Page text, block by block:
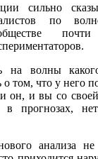
сильно
по
волны
о том, что у него
он, и вы со
в прогнозах,
анализа